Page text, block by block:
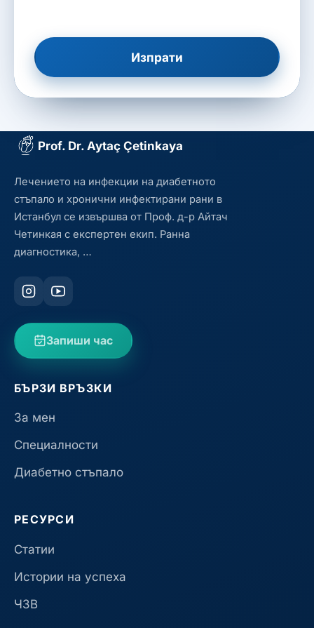
Изпрати
Prof. Dr. Aytaç Çetinkaya
Лечението на инфекции на диабетното
стъпало и хронични инфектирани рани в
Истанбул се извършва от Проф. д-р Айтач
Четинкая с експертен екип. Ранна
диагностика, …
Запиши час
БЪРЗИ ВРЪЗКИ
За мен
Специалности
Диабетно стъпало
РЕСУРСИ
Статии
Истории на успеха
ЧЗВ